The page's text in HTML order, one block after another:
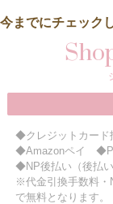
今までにチェック
◆クレジットカード
◆Amazonペイ
◆NP後払い（後払い
※代金引換手数料・
で無料となります。